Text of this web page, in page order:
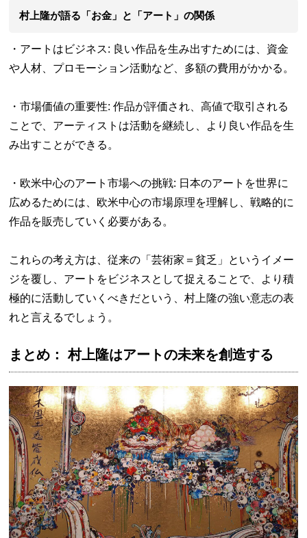
村上隆が語る「お金」と「アート」の関係
・アートはビジネス: 良い作品を生み出すためには、資金
や人材、プロモーション活動など、多額の費用がかかる。
・市場価値の重要性: 作品が評価され、高値で取引される
ことで、アーティストは活動を継続し、より良い作品を生
み出すことができる。
・欧米中心のアート市場への挑戦: 日本のアートを世界に
広めるためには、欧米中心の市場原理を理解し、戦略的に
作品を販売していく必要がある。
これらの考え方は、従来の「芸術家＝貧乏」というイメー
ジを覆し、アートをビジネスとして捉えることで、より積
極的に活動していくべきだという、村上隆の強い意志の表
れと言えるでしょう。
まとめ： 村上隆はアートの未来を創造する